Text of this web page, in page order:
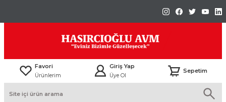
Favori
Ürünlerim
Giriş Yap
Üye Ol
Sepetim